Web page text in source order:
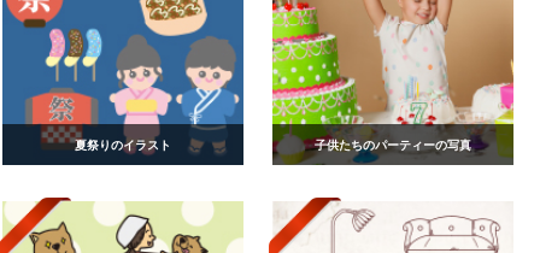
夏祭りのイラスト 子供たちのパーティーの写真